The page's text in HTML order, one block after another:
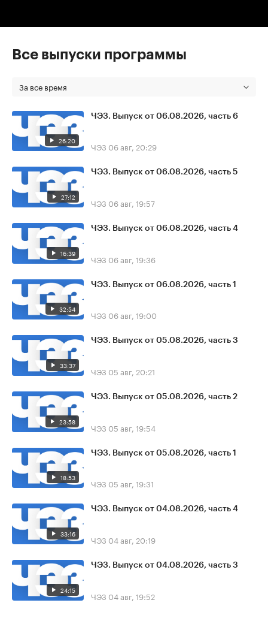
Все выпуски программы
За все время
26:20
ЧЭЗ. Выпуск от 06.08.2026, часть 6
ЧЭЗ 06 авг, 20:29
27:12
ЧЭЗ. Выпуск от 06.08.2026, часть 5
ЧЭЗ 06 авг, 19:57
16:39
ЧЭЗ. Выпуск от 06.08.2026, часть 4
ЧЭЗ 06 авг, 19:36
32:54
ЧЭЗ. Выпуск от 06.08.2026, часть 1
ЧЭЗ 06 авг, 19:00
33:37
ЧЭЗ. Выпуск от 05.08.2026, часть 3
ЧЭЗ 05 авг, 20:21
23:58
ЧЭЗ. Выпуск от 05.08.2026, часть 2
ЧЭЗ 05 авг, 19:54
18:53
ЧЭЗ. Выпуск от 05.08.2026, часть 1
ЧЭЗ 05 авг, 19:31
33:16
ЧЭЗ. Выпуск от 04.08.2026, часть 4
ЧЭЗ 04 авг, 20:19
24:15
ЧЭЗ. Выпуск от 04.08.2026, часть 3
ЧЭЗ 04 авг, 19:52